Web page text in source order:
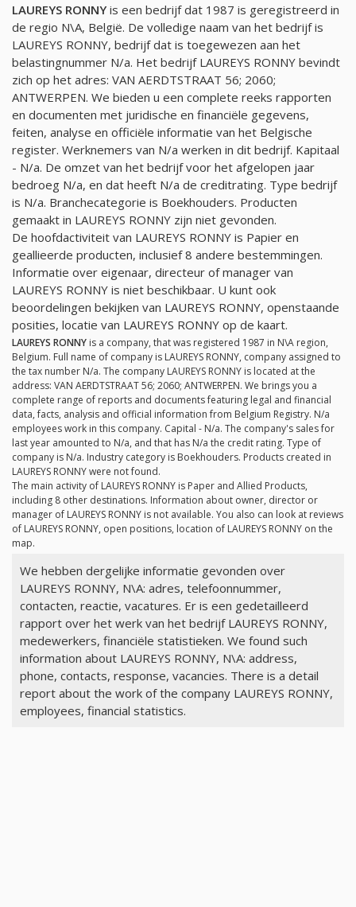
LAUREYS RONNY is een bedrijf dat 1987 is geregistreerd in
de regio N\A, België. De volledige naam van het bedrijf is
LAUREYS RONNY, bedrijf dat is toegewezen aan het
belastingnummer N/a. Het bedrijf LAUREYS RONNY bevindt
zich op het adres: VAN AERDTSTRAAT 56; 2060;
ANTWERPEN. We bieden u een complete reeks rapporten
en documenten met juridische en financiële gegevens,
feiten, analyse en officiële informatie van het Belgische
register. Werknemers van N/a werken in dit bedrijf. Kapitaal
- N/a. De omzet van het bedrijf voor het afgelopen jaar
bedroeg N/a, en dat heeft N/a de creditrating. Type bedrijf
is N/a. Branchecategorie is Boekhouders. Producten
gemaakt in LAUREYS RONNY zijn niet gevonden.
De hoofdactiviteit van LAUREYS RONNY is Papier en
geallieerde producten, inclusief 8 andere bestemmingen.
Informatie over eigenaar, directeur of manager van
LAUREYS RONNY is niet beschikbaar. U kunt ook
beoordelingen bekijken van LAUREYS RONNY, openstaande
posities, locatie van LAUREYS RONNY op de kaart.
LAUREYS RONNY is a company, that was registered 1987 in N\A region,
Belgium. Full name of company is LAUREYS RONNY, company assigned to
the tax number N/a. The company LAUREYS RONNY is located at the
address: VAN AERDTSTRAAT 56; 2060; ANTWERPEN. We brings you a
complete range of reports and documents featuring legal and financial
data, facts, analysis and official information from Belgium Registry. N/a
employees work in this company. Capital - N/a. The company's sales for
last year amounted to N/a, and that has N/a the credit rating. Type of
company is N/a. Industry category is Boekhouders. Products created in
LAUREYS RONNY were not found.
The main activity of LAUREYS RONNY is Paper and Allied Products,
including 8 other destinations. Information about owner, director or
manager of LAUREYS RONNY is not available. You also can look at reviews
of LAUREYS RONNY, open positions, location of LAUREYS RONNY on the
map.
We hebben dergelijke informatie gevonden over
LAUREYS RONNY, N\A: adres, telefoonnummer,
contacten, reactie, vacatures. Er is een gedetailleerd
rapport over het werk van het bedrijf LAUREYS RONNY,
medewerkers, financiële statistieken. We found such
information about LAUREYS RONNY, N\A: address,
phone, contacts, response, vacancies. There is a detail
report about the work of the company LAUREYS RONNY,
employees, financial statistics.